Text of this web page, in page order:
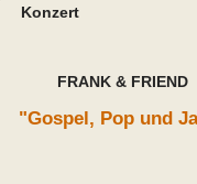
FRANK & FRIEND
"Gospel, Pop und